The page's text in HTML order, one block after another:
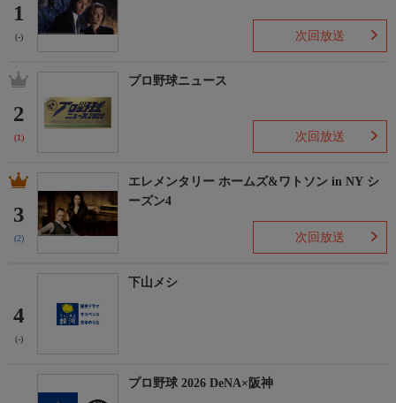
1
(-) 次回放送
2
(1)
プロ野球ニュース
次回放送
3
(2)
エレメンタリー ホームズ&ワトソン in NY シ
ーズン4
次回放送
4
(-)
下山メシ
プロ野球 2026 DeNA×阪神